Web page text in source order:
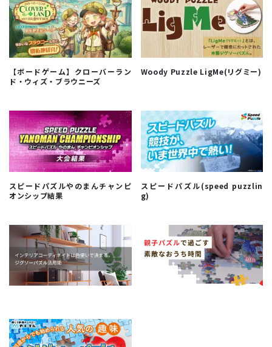
【ボードゲーム】クローバーラン
ド・ウィズ・ブラウニーズ
Woody Puzzle LigMe(リグミー)
スピードパズルやのまんチャンピ
オンシップ結果
スピードパズル(speed puzzlin
g)